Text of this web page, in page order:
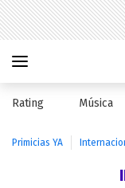
Rating Música
Primicias YA